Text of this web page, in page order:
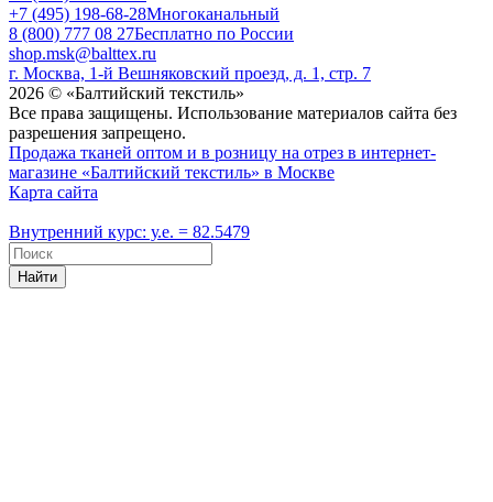
+7 (495) 198-68-28Многоканальный
8 (800) 777 08 27Бесплатно по России
shop.msk@balttex.ru
г. Москва, 1-й Вешняковский проезд, д. 1, стр. 7
2026 © «Балтийский текстиль»
Все права защищены. Использование материалов сайта без
разрешения запрещено.
Продажа тканей оптом и в розницу на отрез в интернет-
магазине «Балтийский текстиль» в Москве
Карта сайта
Внутренний курс: у.е. = 82.5479
Найти